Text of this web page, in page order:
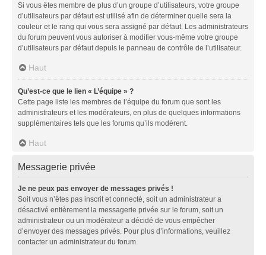
Si vous êtes membre de plus d’un groupe d’utilisateurs, votre groupe
d’utilisateurs par défaut est utilisé afin de déterminer quelle sera la
couleur et le rang qui vous sera assigné par défaut. Les administrateurs
du forum peuvent vous autoriser à modifier vous-même votre groupe
d’utilisateurs par défaut depuis le panneau de contrôle de l’utilisateur.
Haut
Qu’est-ce que le lien « L’équipe » ?
Cette page liste les membres de l’équipe du forum que sont les
administrateurs et les modérateurs, en plus de quelques informations
supplémentaires tels que les forums qu’ils modèrent.
Haut
Messagerie privée
Je ne peux pas envoyer de messages privés !
Soit vous n’êtes pas inscrit et connecté, soit un administrateur a
désactivé entièrement la messagerie privée sur le forum, soit un
administrateur ou un modérateur a décidé de vous empêcher
d’envoyer des messages privés. Pour plus d’informations, veuillez
contacter un administrateur du forum.